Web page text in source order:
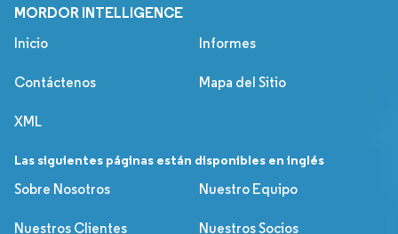
MORDOR INTELLIGENCE
Inicio Informes
Contáctenos Mapa del Sitio
XML
Las siguientes páginas están disponibles en inglés
Sobre Nosotros
Nuestro Equipo
Nuestros Clientes Nuestros Socios